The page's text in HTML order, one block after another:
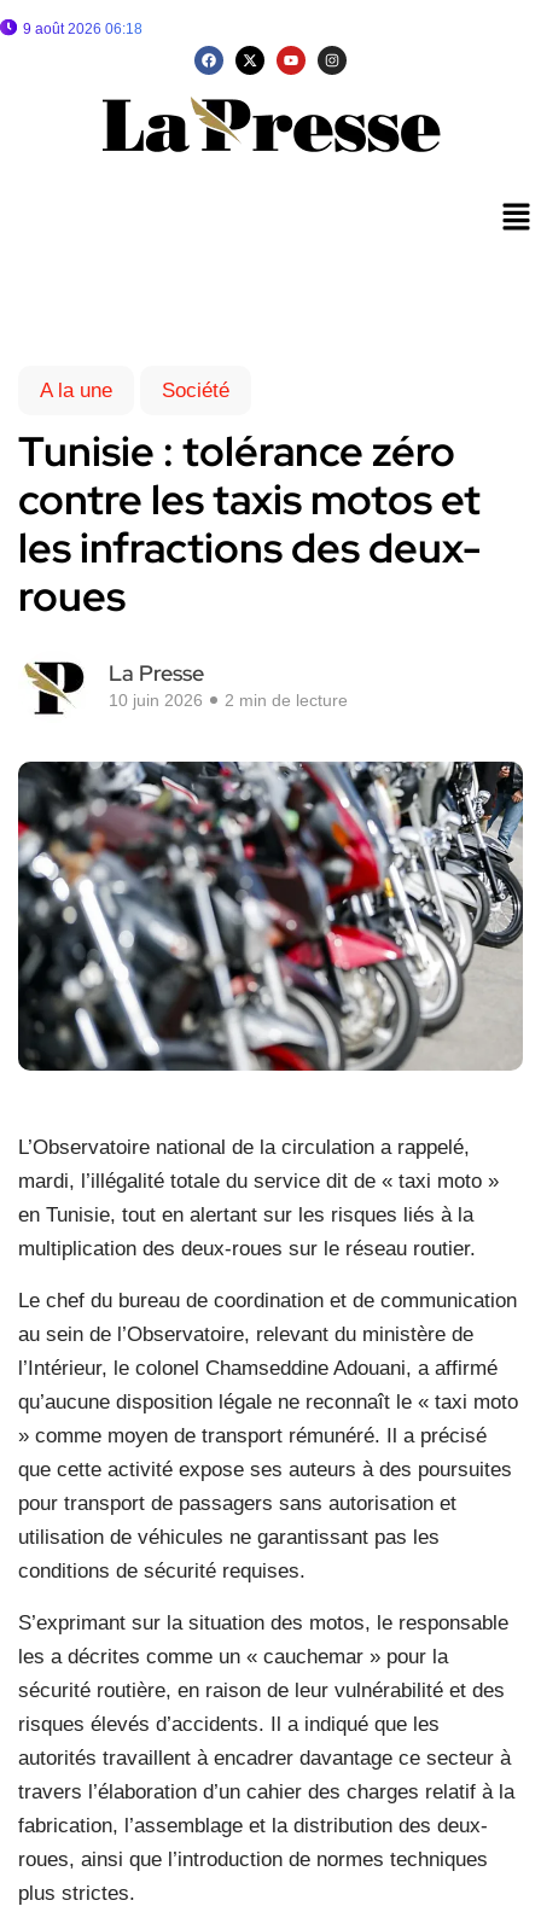
9 août 2026 06:18
A la une Société
Tunisie : tolérance zéro
contre les taxis motos et
les infractions des deux-
roues
La Presse
10 juin 2026 2 min de lecture
L’Observatoire national de la circulation a rappelé,
mardi, l’illégalité totale du service dit de « taxi moto »
en Tunisie, tout en alertant sur les risques liés à la
multiplication des deux-roues sur le réseau routier.
Le chef du bureau de coordination et de communication
au sein de l’Observatoire, relevant du ministère de
l’Intérieur, le colonel Chamseddine Adouani, a affirmé
qu’aucune disposition légale ne reconnaît le « taxi moto
» comme moyen de transport rémunéré. Il a précisé
que cette activité expose ses auteurs à des poursuites
pour transport de passagers sans autorisation et
utilisation de véhicules ne garantissant pas les
conditions de sécurité requises.
S’exprimant sur la situation des motos, le responsable
les a décrites comme un « cauchemar » pour la
sécurité routière, en raison de leur vulnérabilité et des
risques élevés d’accidents. Il a indiqué que les
autorités travaillent à encadrer davantage ce secteur à
travers l’élaboration d’un cahier des charges relatif à la
fabrication, l’assemblage et la distribution des deux-
roues, ainsi que l’introduction de normes techniques
plus strictes.